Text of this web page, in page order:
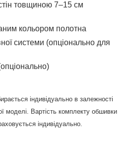
товщиною 7–15 см
кольором полотна
системи (опціонально для
індивідуально в залежності
моделі. Вартість комплекту обшивки
індивідуально.